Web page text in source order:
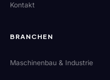
Kontakt
BRANCHEN
Maschinenbau & Industrie